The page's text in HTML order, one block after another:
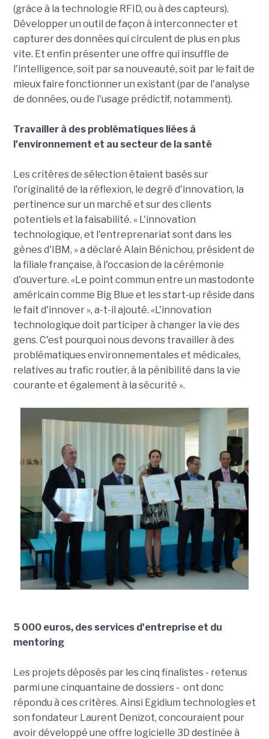
(grâce à la technologie RFID, ou à des capteurs).
Développer un outil de façon à interconnecter et
capturer des données qui circulent de plus en plus
vite. Et enfin présenter une offre qui insuffle de
l'intelligence, soit par sa nouveauté, soit par le fait de
mieux faire fonctionner un existant (par de l'analyse
de données, ou de l'usage prédictif, notamment).
Travailler à des problématiques liées à
l'environnement et au secteur de la santé
Les critères de sélection étaient basés sur
l'originalité de la réflexion, le degré d'innovation, la
pertinence sur un marché et sur des clients
potentiels et la faisabilité. « L'innovation
technologique, et l'entreprenariat sont dans les
gènes d'IBM, » a déclaré Alain Bénichou, président de
la filiale française, à l'occasion de la cérémonie
d'ouverture. «Le point commun entre un mastodonte
américain comme Big Blue et les start-up réside dans
le fait d'innover », a-t-il ajouté. «L'innovation
technologique doit participer à changer la vie des
gens. C'est pourquoi nous devons travailler à des
problématiques environnementales et médicales,
relatives au trafic routier, à la pénibilité dans la vie
courante et également à la sécurité ».
5 000 euros, des services d'entreprise et du
mentoring
Les projets déposés par les cinq finalistes - retenus
parmi une cinquantaine de dossiers - ont donc
répondu à ces critères. Ainsi Egidium technologies et
son fondateur Laurent Denizot, concouraient pour
avoir développé une offre logicielle 3D destinée à